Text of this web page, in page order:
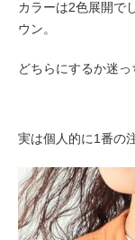
カラーは2色展開で
ウン。
どちらにするか迷
実は個人的に1番の